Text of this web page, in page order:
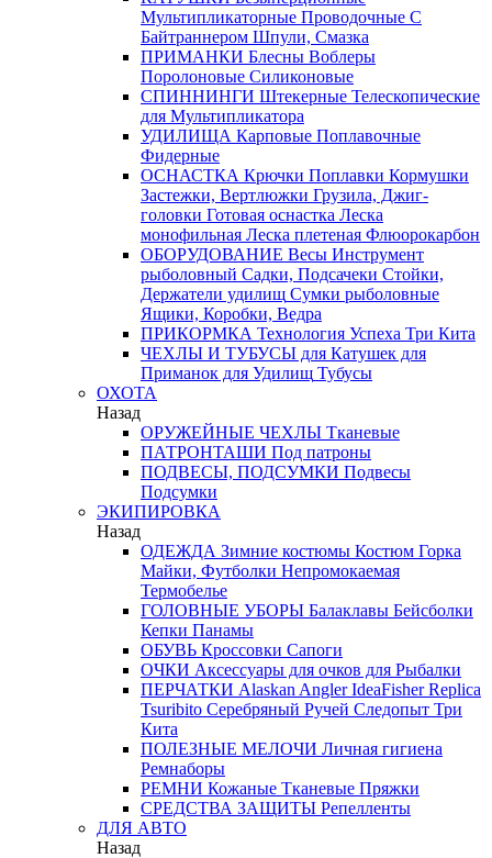
Мультипликаторные Проводочные С
Байтраннером Шпули, Смазка
ПРИМАНКИ Блесны Воблеры
Поролоновые Силиконовые
СПИННИНГИ Штекерные Телескопические
для Мультипликатора
УДИЛИЩА Карповые Поплавочные
Фидерные
ОСНАСТКА Крючки Поплавки Кормушки
Застежки, Вертлюжки Грузила, Джиг-
головки Готовая оснастка Леска
монофильная Леска плетеная Флюорокарбон
ОБОРУДОВАНИЕ Весы Инструмент
рыболовный Садки, Подсачеки Стойки,
Держатели удилищ Сумки рыболовные
Ящики, Коробки, Ведра
ПРИКОРМКА Технология Успеха Три Кита
ЧЕХЛЫ И ТУБУСЫ для Катушек для
Приманок для Удилищ Тубусы
ОХОТА
Назад
ОРУЖЕЙНЫЕ ЧЕХЛЫ Тканевые
ПАТРОНТАШИ Под патроны
ПОДВЕСЫ, ПОДСУМКИ Подвесы
Подсумки
ЭКИПИРОВКА
Назад
ОДЕЖДА Зимние костюмы Костюм Горка
Майки, Футболки Непромокаемая
Термобелье
ГОЛОВНЫЕ УБОРЫ Балаклавы Бейсболки
Кепки Панамы
ОБУВЬ Кроссовки Сапоги
ОЧКИ Аксессуары для очков для Рыбалки
ПЕРЧАТКИ Alaskan AnglerIdeaFisherReplica
Tsuribito Серебряный Ручей Следопыт Три
Кита
ПОЛЕЗНЫЕ МЕЛОЧИ Личная гигиена
Ремнаборы
РЕМНИ Кожаные Тканевые Пряжки
СРЕДСТВА ЗАЩИТЫ Репелленты
ДЛЯ АВТО
Назад